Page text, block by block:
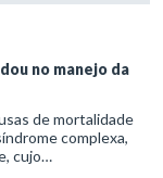
no manejo da
de mortalidade
complexa,
cujo